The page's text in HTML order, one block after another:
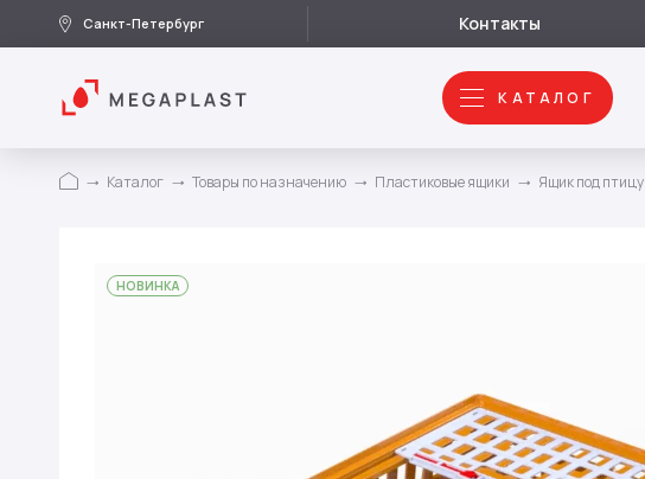
Санкт-Петербург Контакты
КАТАЛОГ
Каталог Товары по назначению Пластиковые ящики Ящик под птицу
НОВИНКА